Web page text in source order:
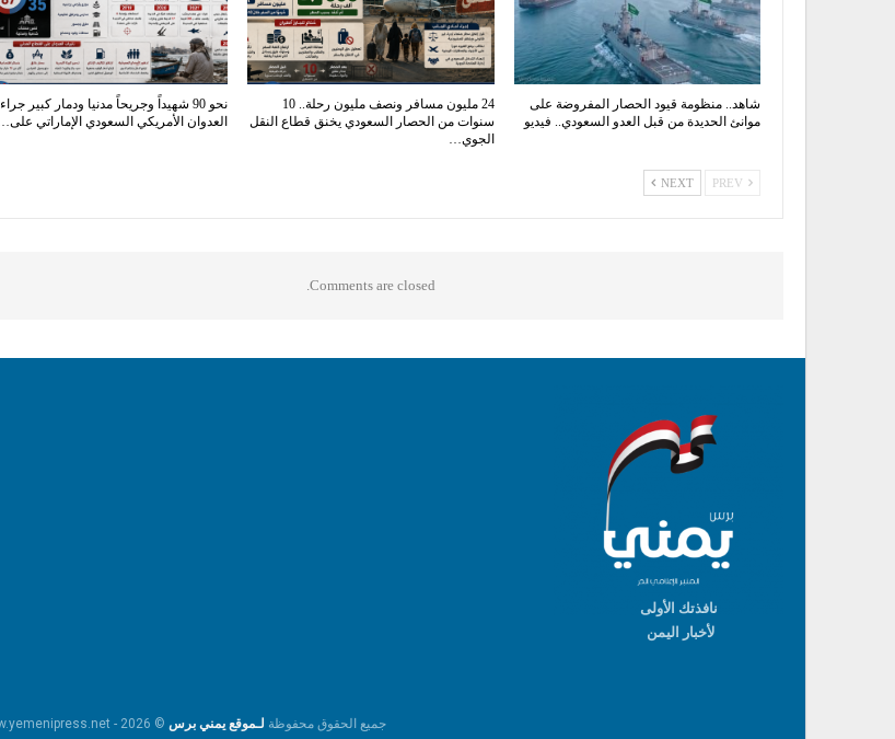
شاهد.. منظومة قيود الحصار المفروضة على
موانئ الحديدة من قبل العدو السعودي.. فيديو
24 مليون مسافر ونصف مليون رحلة.. 10
سنوات من الحصار السعودي يخنق قطاع النقل
الجوي…
نحو 90 شهيداً وجريحاً مدنيا ودمار كبير جراء
العدوان الأمريكي السعودي الإماراتي على…
NEXT
Comments are closed.
نافذتك الأولى
لأخبار اليمن
جميع الحقوق محفوظة لـموقع يمني برس © https://www.yemenipress.net - 2026